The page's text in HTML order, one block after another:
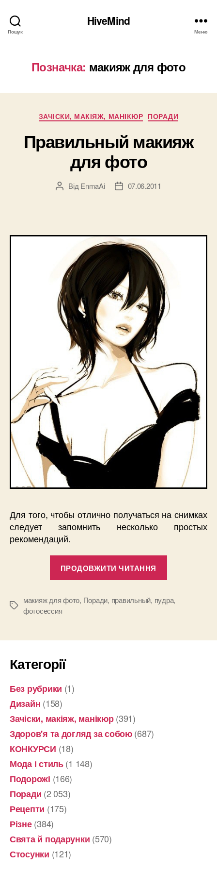
Пошук
HiveMind
Меню
Позначка: макияж для фото
Категорії
ЗАЧІСКИ, МАКІЯЖ, МАНІКЮР ПОРАДИ
Правильный макияж
для фото
Автор
Від EnmaAi
Дата07.06.2011
Для того, чтобы отлично получаться на снимках
следует запомнить несколько простых
рекомендаций.
ПРОДОВЖИТИ ЧИТАННЯ
фото”
Позначки
макияж для фото, Поради, правильный, пудра,
фотосессия
Категорії
Без рубрики (1)
Дизайн (158)
Зачіски, макіяж, манікюр(391)
Здоров'я та догляд за собою(687)
КОНКУРСИ (18)
Мода і стиль(1 148)
Подорожі (166)
Поради (2 053)
Рецепти (175)
Різне(384)
Свята й подарунки (570)
Стосунки (121)